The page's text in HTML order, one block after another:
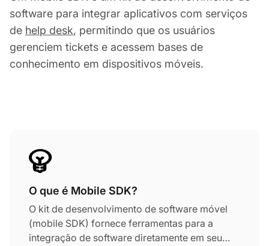
software para integrar aplicativos com serviços
de help desk, permitindo que os usuários
gerenciem tickets e acessem bases de
conhecimento em dispositivos móveis.
O que é Mobile SDK?
O kit de desenvolvimento de software móvel
(mobile SDK) fornece ferramentas para a
integração de software diretamente em seu